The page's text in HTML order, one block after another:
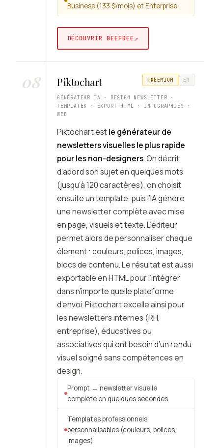
Business (133 $/mois) et Enterprise
DÉCOUVRIR BEEFREE↗
08 Piktochart FREEMIUM EN
GÉNÉRATEUR IA · DESIGN NEWSLETTER ·
TEMPLATES · EXPORT HTML · INFOGRAPHIES ·
WEB
Piktochart estle générateur de
newsletters visuelles le plus rapide
pour les non-designers. On décrit
d’abord son sujet en quelques mots
(jusqu’à 120 caractères), on choisit
ensuite un template, puis l’IA génère
une newsletter complète avec mise
en page, visuels et texte. L’éditeur
permet alors de personnaliser chaque
élément : couleurs, polices, images,
blocs de contenu. Le résultat est aussi
exportable en HTML pour l’intégrer
dans n’importe quelle plateforme
d’envoi. Piktochart excelle ainsi pour
les newsletters internes (RH,
entreprise), éducatives ou
associatives qui ont besoin d’un rendu
visuel soigné sans compétences en
design.
Prompt → newsletter visuelle
complète en quelques secondes
Templates professionnels
personnalisables (couleurs, polices,
images)